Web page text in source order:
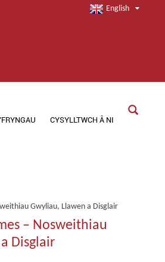
English
CYSYLLTWCH Â NI
– Nosweithiau
Disglair